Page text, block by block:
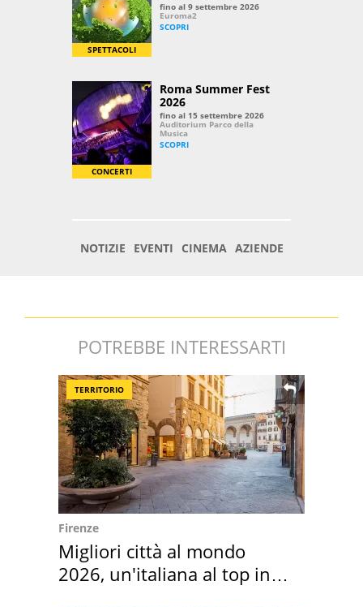
POTREBBE INTERESSARTI
TERRITORIO
Firenze
Migliori città al mondo
2026, un'italiana al top in